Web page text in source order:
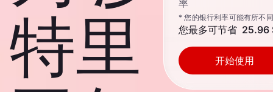
特里
率
* 您的银行利率可能有所不同
您最多可节省 25.96
开始使用